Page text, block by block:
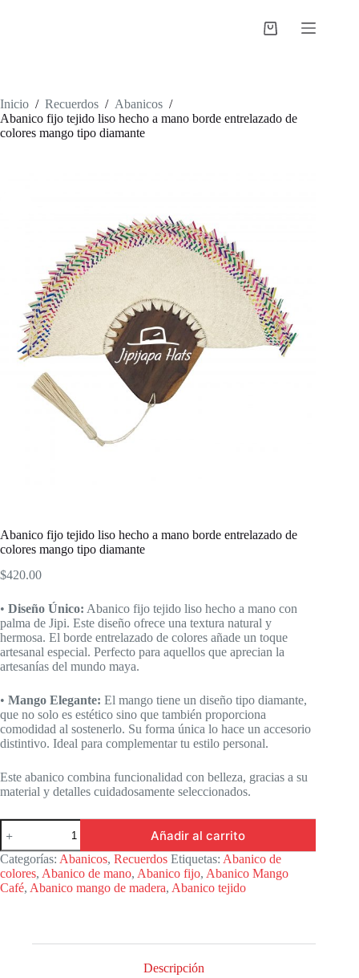
Shopping
Inicio / Recuerdos / Abanicos /
Abanico fijo tejido liso hecho a mano borde entrelazado de
colores mango tipo diamante
Abanico fijo tejido liso hecho a mano borde entrelazado de
colores mango tipo diamante
$420.00
• Diseño Único: Abanico fijo tejido liso hecho a mano con
palma de Jipi. Este diseño ofrece una textura natural y
hermosa. El borde entrelazado de colores añade un toque
artesanal especial. Perfecto para aquellos que aprecian la
artesanías del mundo maya.
• Mango Elegante: El mango tiene un diseño tipo diamante,
que no solo es estético sino que también proporciona
comodidad al sostenerlo. Su forma única lo hace un accesorio
distintivo. Ideal para complementar tu estilo personal.
Este abanico combina funcionalidad con belleza, gracias a su
material y detalles cuidadosamente seleccionados.
Abanico
fijo
tejido
liso
hecho
a
Añadir al carrito
Categorías: Abanicos, Recuerdos Etiquetas: Abanico de
colores, Abanico de mano, Abanico fijo, Abanico Mango
Café, Abanico mango de madera, Abanico tejido
Descripción